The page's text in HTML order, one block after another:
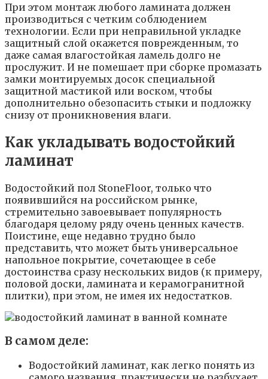
При этом монтаж любого ламината должен
производиться с четким соблюдением
технологии. Если при неправильной укладке
защитный слой окажется поврежденным, то
даже самая влагостойкая ламель долго не
прослужит. И не помешает при сборке промазать
замки монтируемых досок специальной
защитной мастикой или воском, чтобы
дополнительно обезопасить стыки и подложку
снизу от проникновения влаги.
Как укладывать водостойкий
ламинат
Водостойкий пол StoneFloor, только что
появившийся на российском рынке,
стремительно завоевывает популярность
благодаря целому ряду очень ценных качеств.
Поистине, еще недавно трудно было
представить, что может быть универсальное
напольное покрытие, сочетающее в себе
достоинства сразу нескольких видов (к примеру,
половой доски, ламината и керамогранитной
плитки), при этом, не имея их недостатков.
В самом деле:
Водостойкий ламинат, как легко понять из